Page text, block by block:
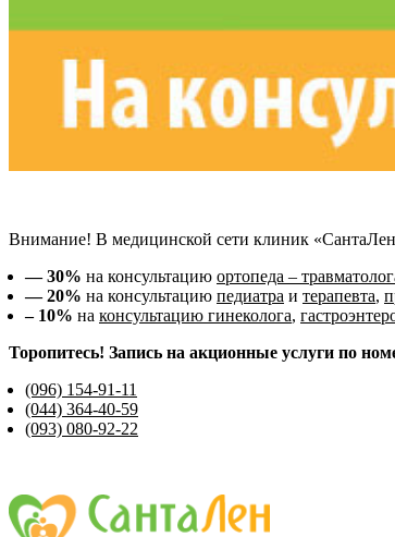
Внимание! В медицинской сети клиник
— 30% на консультацию ортопеда –
— 20% на консультацию педиатра и терапевта,
– 10% на консультацию гинеколога,
Торопитесь! Запись на акционные услуги по
(096) 154-91-11
(044) 364-40-59
(093) 080-92-22